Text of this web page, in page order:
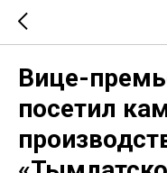
Вице-
посетил